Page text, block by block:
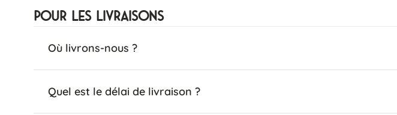
Pour les livraisons
Où livrons-nous ?
Quel est le délai de livraison ?